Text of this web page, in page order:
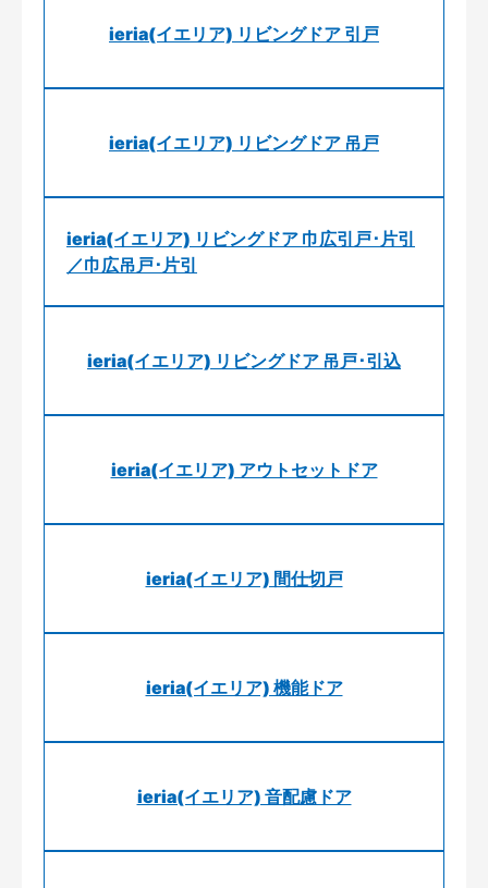
ieria(イエリア) リビングドア 引戸
ieria(イエリア) リビングドア 吊戸
ieria(イエリア) リビングドア 巾広引戸･片引
／巾広吊戸･片引
ieria(イエリア) リビングドア 吊戸･引込
ieria(イエリア) アウトセットドア
ieria(イエリア) 間仕切戸
ieria(イエリア) 機能ドア
ieria(イエリア) 音配慮ドア